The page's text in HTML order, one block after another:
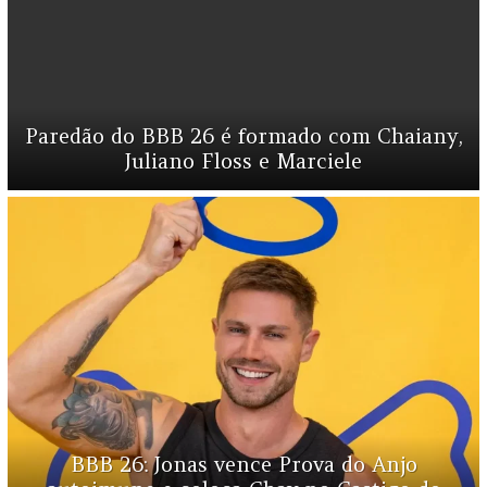
Paredão do BBB 26 é formado com Chaiany,
Juliano Floss e Marciele
BBB 26: Jonas vence Prova do Anjo